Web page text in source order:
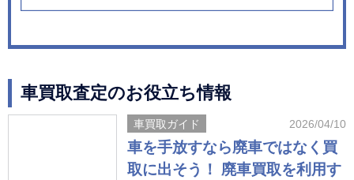
車買取査定のお役立ち情報
車買取ガイド 2026/04/10
車を手放すなら廃車ではなく買
取に出そう！ 廃車買取を利用す